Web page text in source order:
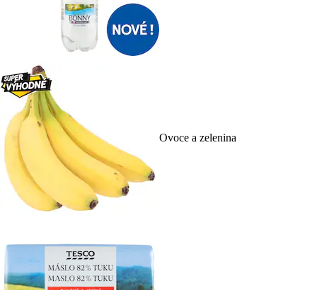
Ovoce a zelenina